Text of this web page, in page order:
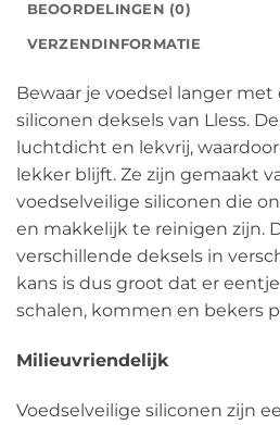
BEOORDELINGEN (0)
VERZENDINFORMATIE
Bewaar je voedsel langer met
siliconen deksels van Lless.
luchtdicht en lekvrij,
lekker blijft. Ze zijn gemaakt
voedselveilige siliconen die
en makkelijk te reinigen zijn.
verschillende deksels in
kans is dus groot dat er
schalen, kommen en bekers
Milieuvriendelijk
Voedselveilige siliconen zijn